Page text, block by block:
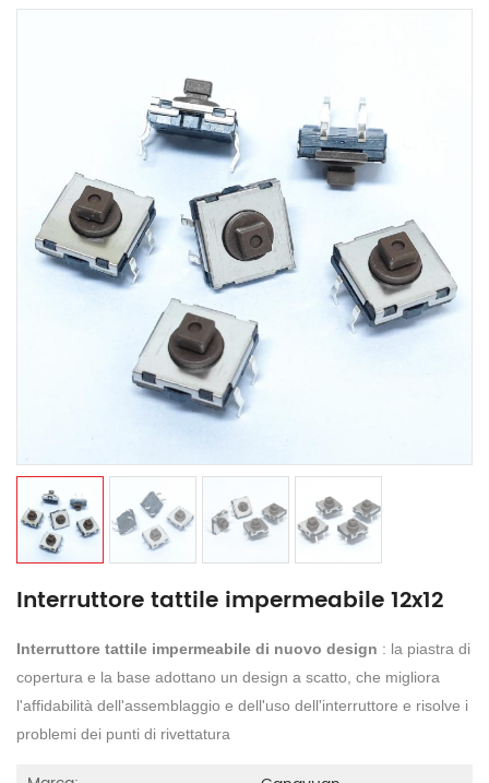
Interruttore tattile impermeabile 12x12
Interruttore tattile impermeabile di nuovo design : la piastra di
copertura e la base adottano un design a scatto, che migliora
l'affidabilità dell'assemblaggio e dell'uso dell'interruttore e risolve i
problemi dei punti di rivettatura